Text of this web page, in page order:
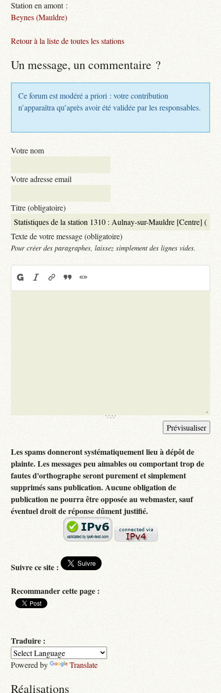
Station en amont :
Beynes (Mauldre)
Retour à la liste de toutes les stations
Un message, un commentaire ?
Ce forum est modéré a priori : votre contribution
n’apparaîtra qu’après avoir été validée par les responsables.
Votre nom
Votre adresse email
Titre (obligatoire)
Texte de votre message (obligatoire)
Pour créer des paragraphes, laissez simplement des lignes vides.
Les spams donneront systématiquement lieu à dépôt de
plainte. Les messages peu aimables ou comportant trop de
fautes d'orthographe seront purement et simplement
supprimés sans publication. Aucune obligation de
publication ne pourra être opposée au webmaster, sauf
éventuel droit de réponse dûment justifié.
Suivre ce site :
Recommander cette page :
Traduire :
Powered by Translate
Réalisations